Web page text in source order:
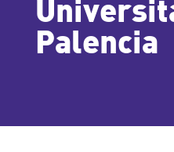
Palencia